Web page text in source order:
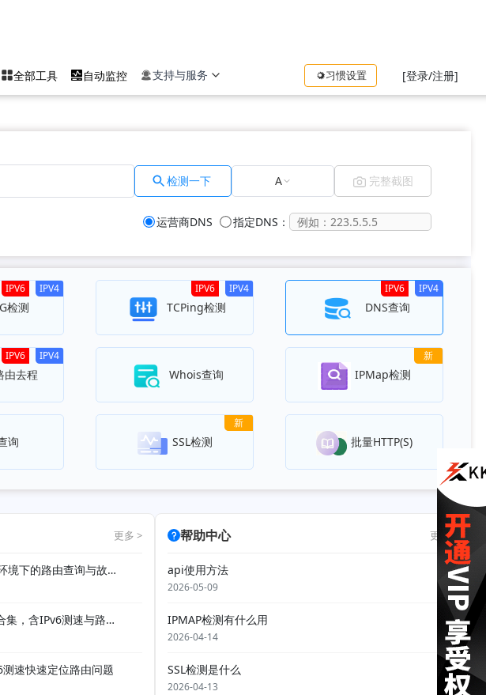
全部工具 自动监控 支持与服务 习惯设置 [登录/注册]
检测一下 A 完整截图
运营商DNS 指定DNS：
检测
IPV6 IPV4
TCPing检测
IPV6 IPV4
DNS查询
IPV6 IPV4
由去程
IPV6 IPV4
Whois查询 IPMap检测
新
询 SSL检测
新
批量HTTP(S)
更多 >
一文读懂在线Ping测速：IPv6环境下的路由查询与故障排查
站长必备：网站测速在线工具合集，含IPv6测速与路由追踪
速快速定位路由问题
帮助中心 更多 >
api使用方法
2026-05-09
IPMAP检测有什么用
2026-04-14
SSL检测是什么
2026-04-13